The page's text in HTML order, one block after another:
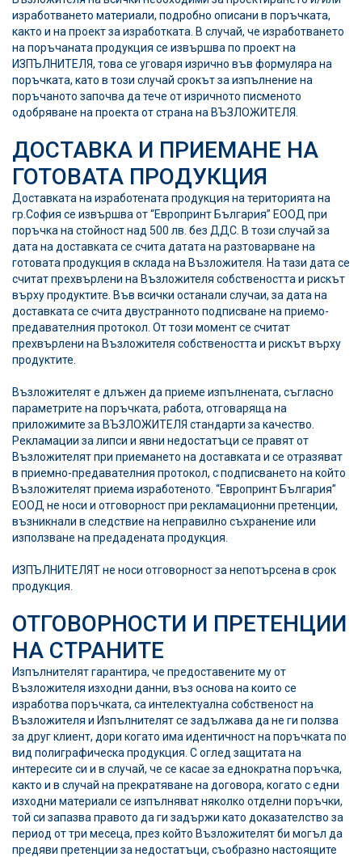
изработването материали, подробно описани в поръчката,
както и на проект за изработката. В случай, че изработването
на поръчаната продукция се извършва по проект на
ИЗПЪЛНИТЕЛЯ, това се уговаря изрично във формуляра на
поръчката, като в този случай срокът за изпълнение на
поръчаното започва да тече от изричното писменото
одобряване на проекта от страна на ВЪЗЛОЖИТЕЛЯ.
ДОСТАВКА И ПРИЕМАНЕ НА
ГОТОВАТА ПРОДУКЦИЯ
Доставката на изработената продукция на територията на
гр.София се извършва от“Европринт България” ЕООД при
поръчка на стойност над 500 лв. без ДДС. В този случай за
дата на доставката се счита датата на разтоварване на
готовата продукция в склада на Възложителя. На тази дата се
считат прехвърлени на Възложителя собствеността и рискът
върху продуктите. Във всички останали случаи, за дата на
доставката се счита двустранното подписване на приемо-
предавателния протокол. От този момент се считат
прехвърлени на Възложителя собствеността и рискът върху
продуктите.
Възложителят е длъжен да приеме изпълнената, съгласно
параметрите на поръчката, работа, отговаряща на
приложимите за ВЪЗЛОЖИТЕЛЯ стандарти за качество.
Рекламации за липси и явни недостатъци се правят от
Възложителят при приемането на доставката и се отразяват
в приемно-предавателния протокол, с подписването на който
Възложителят приема изработеното. “Европринт България”
ЕООД не носи и отговорност при рекламационни претенции,
възникнали в следствие на неправилно съхранение или
използване на предадената продукция.
ИЗПЪЛНИТЕЛЯТ не носи отговорност за непотърсена в срок
продукция.
ОТГОВОРНОСТИ И ПРЕТЕНЦИИ
НА СТРАНИТЕ
Изпълнителят гарантира, че предоставените му от
Възложителя изходни данни, въз основа на които се
изработва поръчката, са интелектуална собственост на
Възложителя и Изпълнителят се задължава да не ги ползва
за друг клиент, дори когато има идентичност на поръчката по
вид полиграфическа продукция. С оглед защитата на
интересите си и в случай, че се касае за еднократна поръчка,
както и в случай на прекратяване на договора, когато с едни
изходни материали се изпълняват няколко отделни поръчки,
той си запазва правото да ги задържи като доказателство за
период от три месеца, през който Възложителят би могъл да
предяви претенции за недостатъци, съобразно настоящите